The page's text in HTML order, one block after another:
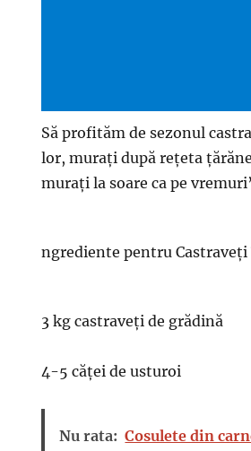
Să profităm de sezonul
lor, murați după rețeta
murați la soare ca pe
ngrediente pentru
3 kg castraveți de grădină
4-5 căței de usturoi
Nu rata: Cosulete din